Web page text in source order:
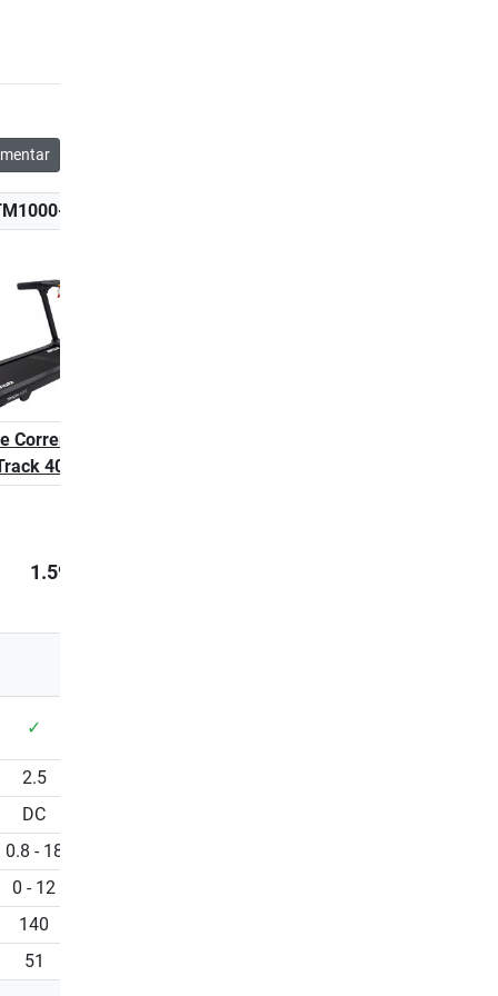
100
Correr Kettler
400
1.599,00 €
✓
2.5
DC
0.8 - 18
0 - 12
140
51